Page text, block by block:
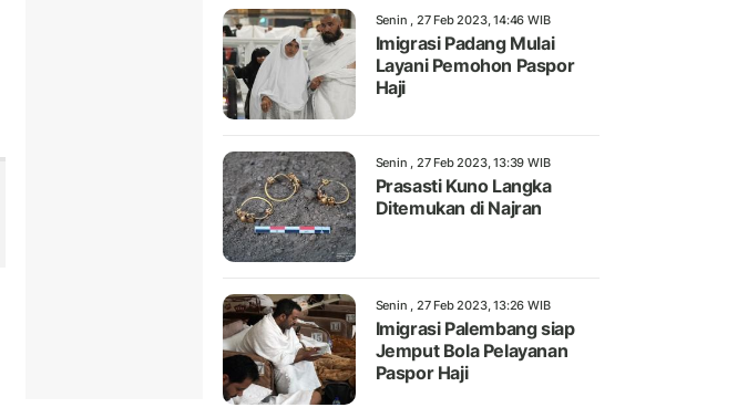
Senin , 27 Feb 2023, 14:46 WIB
Imigrasi Padang Mulai
Layani Pemohon Paspor
Haji
Senin , 27 Feb 2023, 13:39 WIB
Prasasti Kuno Langka
Ditemukan di Najran
Senin , 27 Feb 2023, 13:26 WIB
Imigrasi Palembang siap
Jemput Bola Pelayanan
Paspor Haji